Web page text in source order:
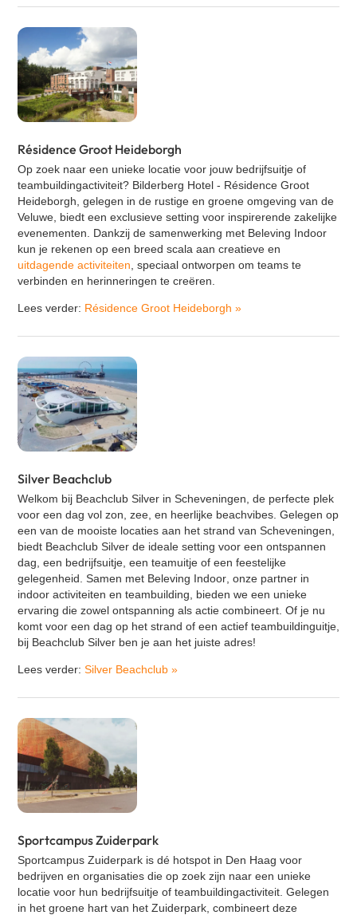
Résidence Groot Heideborgh
Op zoek naar een unieke locatie voor jouw bedrijfsuitje of
teambuildingactiviteit? Bilderberg Hotel - Résidence Groot
Heideborgh, gelegen in de rustige en groene omgeving van de
Veluwe, biedt een exclusieve setting voor inspirerende zakelijke
evenementen. Dankzij de samenwerking met Beleving Indoor
kun je rekenen op een breed scala aan creatieve en
uitdagende activiteiten , speciaal ontworpen om teams te
verbinden en herinneringen te creëren.
Lees verder: Résidence Groot Heideborgh »
Silver Beachclub
Welkom bij Beachclub Silver in Scheveningen, de perfecte plek
voor een dag vol zon, zee, en heerlijke beachvibes. Gelegen op
een van de mooiste locaties aan het strand van Scheveningen,
biedt Beachclub Silver de ideale setting voor een ontspannen
dag, een bedrijfsuitje, een teamuitje of een feestelijke
gelegenheid. Samen met Beleving Indoor , onze partner in
indoor activiteiten en teambuilding, bieden we een unieke
ervaring die zowel ontspanning als actie combineert. Of je nu
komt voor een dag op het strand of een actief teambuildinguitje,
bij Beachclub Silver ben je aan het juiste adres!
Lees verder: Silver Beachclub »
Sportcampus Zuiderpark
Sportcampus Zuiderpark is dé hotspot in Den Haag voor
bedrijven en organisaties die op zoek zijn naar een unieke
locatie voor hun bedrijfsuitje of teambuildingactiviteit. Gelegen
in het groene hart van het Zuiderpark, combineert deze